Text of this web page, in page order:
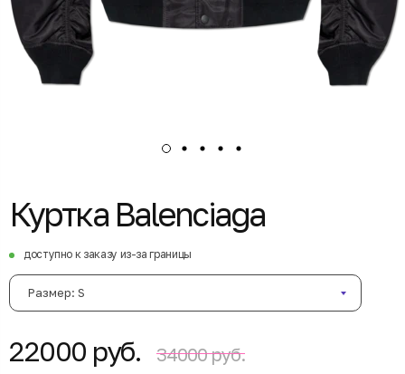
Куртка Balenciaga
доступно к заказу из-за границы
Размер: S
22000 руб. 34000 руб.